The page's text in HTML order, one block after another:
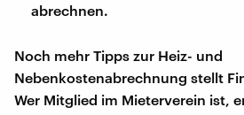
abrechnen.
Noch mehr Tipps zur Heiz- und
Nebenkostenabrechnung stellt
Wer Mitglied im Mieterverein ist,